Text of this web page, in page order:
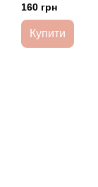
160 грн
Купити